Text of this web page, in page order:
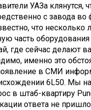
УАЗа клянутся,
с завода
что несколько
часть
где сейчас делают
именно это
в СМИ
6L50. Мы
в штаб-квартиру
ответа не